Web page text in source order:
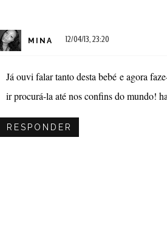
MINA 12/04/13, 23:20
Já ouvi falar tanto desta bebé e agora
ir procurá-la até nos confins do mundo!
RESPONDER